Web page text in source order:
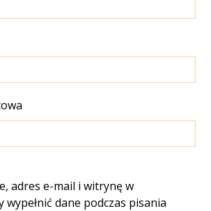
adres e-mail i witrynę w
wypełnić dane podczas pisania